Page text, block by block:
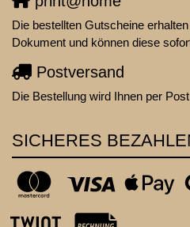
Die bestellten Gutscheine
Dokument und können diese
Postversand
Die Bestellung wird Ihnen per
SICHERES